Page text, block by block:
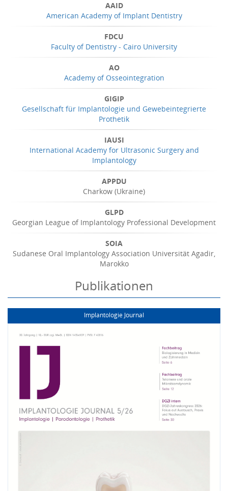
AAID
American Academy of Implant Dentistry
FDCU
Faculty of Dentistry - Cairo University
AO
Academy of Osseointegration
GIGIP
Gesellschaft für Implantologie und Gewebeintegrierte
Prothetik
IAUSI
International Academy for Ultrasonic Surgery and
Implantology
APPDU
Charkow (Ukraine)
GLPD
Georgian League of Implantology Professional Development
SOIA
Sudanese Oral Implantology Association Universität Agadir,
Marokko
Publikationen
Implantologie Journal